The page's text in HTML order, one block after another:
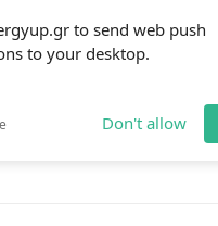
to send web push
to your desktop.
Don't allow
4:18 μμ